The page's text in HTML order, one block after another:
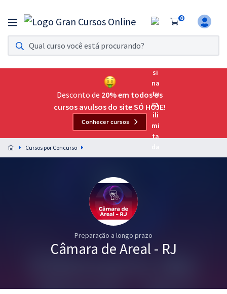
0
Assinatura Ilimitada 11
Acesso a todos os cursos. Teste grátis por 7 dias!
Assinatura OAB Até Passar
Acesso ilimitado a toda preparação para o Exame da
Preparação completa e intensiva para as principais
residências em saúde do Brasil
Desconto de 20% em todos os
cursos avulsos do site SÓ HOJE!
Conhecer cursos
Cursos por Concurso
Preparação a longo prazo
Câmara de Areal - RJ